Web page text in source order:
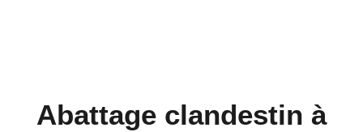
Abattage clandestin à